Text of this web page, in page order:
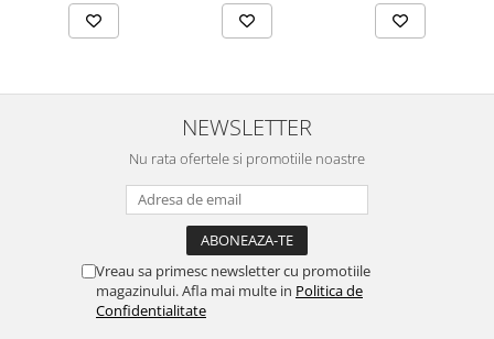
NEWSLETTER
Nu rata ofertele si promotiile noastre
Vreau sa primesc newsletter cu promotiile
magazinului. Afla mai multe in Politica de
Confidentialitate